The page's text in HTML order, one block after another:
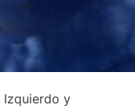
Izquierdo y